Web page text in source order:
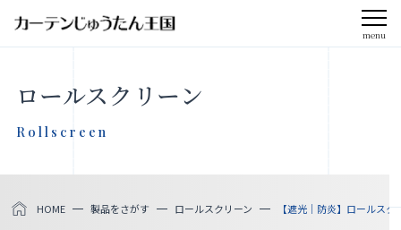
menu
会社案内
お知らせ
ロールスクリーン
Rollscreen
HOME 製品をさがす ロールスクリーン 【遮光｜防炎】ロールス